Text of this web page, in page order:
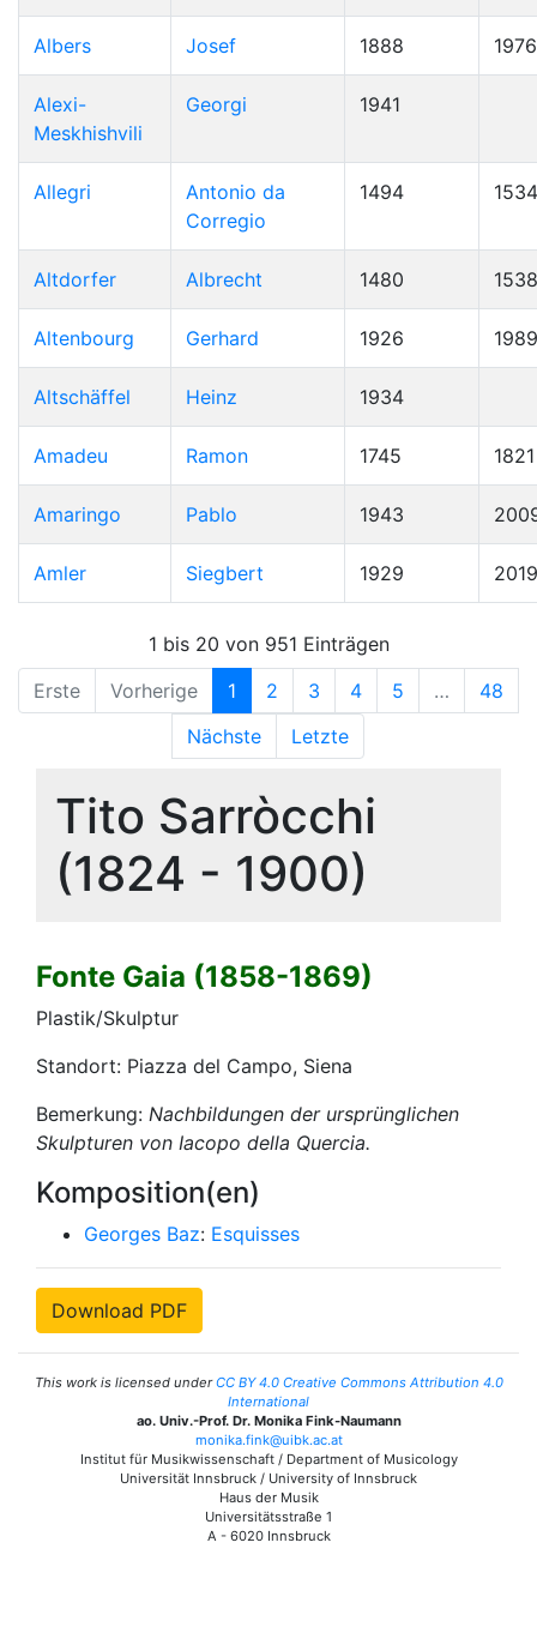
Albers Josef 1888 1976
Alexi-
Meskhishvili
Georgi 1941
Allegri
Antonio da
Corregio
1494 1534
Altdorfer Albrecht 1480 1538
Altenbourg Gerhard 1926 1989
Altschäffel Heinz 1934
Amadeu Ramon 1745 1821
Amaringo Pablo 1943
Amler Siegbert 1929 2019
1 bis 20 von 951 Einträgen
Erste
Vorherige 1 2 3 4 5 …
48
Nächste
Letzte
Tito Sarròcchi
(1824 - 1900)
Fonte Gaia (1858-1869)
Plastik/Skulptur
Standort: Piazza del Campo, Siena
Bemerkung: Nachbildungen der ursprünglichen
Skulpturen von Iacopo della Quercia.
Komposition(en)
Georges Baz: Esquisses
Download PDF
This work is licensed underCC BY 4.0 Creative Commons Attribution 4.0
International
ao. Univ.-Prof. Dr. Monika Fink-Naumann
monika.fink@uibk.ac.at
Institut für Musikwissenschaft / Department of Musicology
Universität Innsbruck / University of Innsbruck
Haus der Musik
Universitätsstraße 1
A - 6020 Innsbruck